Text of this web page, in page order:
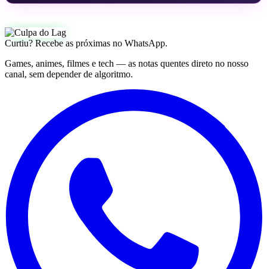
Curtiu? Recebe as próximas no WhatsApp.
Games, animes, filmes e tech — as notas quentes direto no nosso
canal, sem depender de algoritmo.